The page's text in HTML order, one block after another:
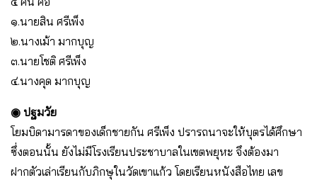
๑.นายสิน ศรีเพ็ง
๒.นางเม้า มากบุญ
๓.นายโชติ ศรีเพ็ง
๔.นางคุด มากบุญ
◉ ปฐมวัย
โยมบิดามารดาของเด็กชายกัน ศรีเพ็ง ปรารถนาจะให้บุตรได้ศึกษา
ซึ่งตอนนั้น ยังไม่มีโรงเรียนประชาบาลในเขตพยุหะ จึงต้องมา
ฝากตัวเล่าเรียนกับภิกษุในวัดเขาแก้ว โดยเรียนหนังสือไทย เลข